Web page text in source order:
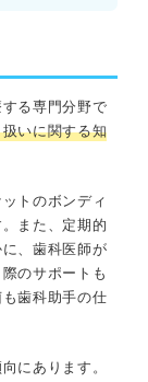
る専門分野で
いに関する知
トのボンディ
また、定期的
、歯科医師が
のサポートも
歯科助手の仕
にあります。